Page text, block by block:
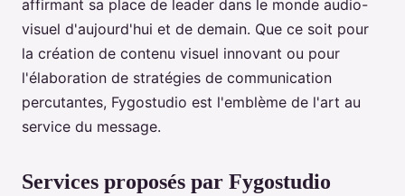
affirmant sa place de leader dans le monde audio-
visuel d'aujourd'hui et de demain. Que ce soit pour
la création de contenu visuel innovant ou pour
l'élaboration de stratégies de communication
percutantes, Fygostudio est l'emblème de l'art au
service du message.
Services proposés par Fygostudio